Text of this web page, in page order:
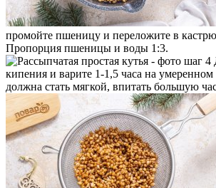
промойте пшеницу и переложите в
Пропорция пшеницы и воды 1:3.
кипения и варите 1-1,5 часа на
должна стать мягкой, впитать большую